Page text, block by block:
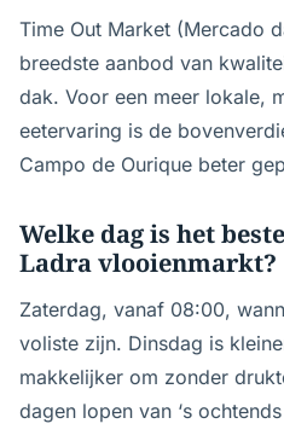
Time Out Market (Mercado
breedste aanbod van
dak. Voor een meer lokale,
eetervaring is de
Campo de Ourique beter
Welke dag is het
Ladra vlooienmarkt?
Zaterdag, vanaf 08:00,
voliste zijn. Dinsdag is
makkelijker om zonder
dagen lopen van ‘s